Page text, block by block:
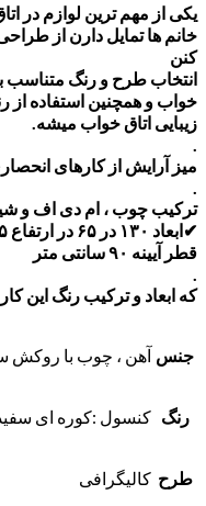
یکی از مهم ترین لوازم در
خانم ها تمایل دارن از
کنن
انتخاب طرح و رنگ متناسب
خواب و همچنین استفاده
زیبایی اتاق خواب میشه.
.
میز آرایش از کارهای
.
ترکیب چوب ، ام دی اف و
✔ابعاد ۱۳۰ در ۶۵ در ارتفاع ۷۵ سانتی متر
قطر آیینه ۹۰ سانتی متر
.
که ابعاد و ترکیب رنگ این
جنس آهن ، چوب با روکش
رنگ کنسول :کوره ای سفید
طرح کالیگرافی